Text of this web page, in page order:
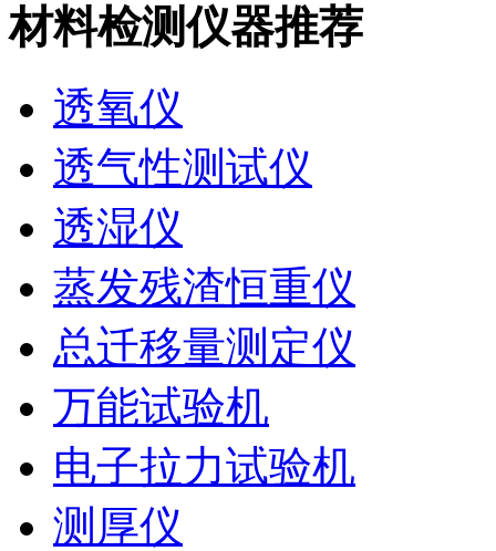
材料检测仪器推荐
透氧仪
透气性测试仪
透湿仪
蒸发残渣恒重仪
总迁移量测定仪
万能试验机
电子拉力试验机
测厚仪